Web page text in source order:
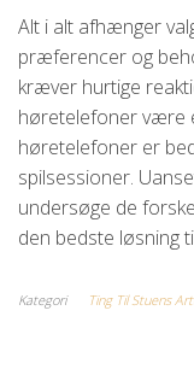
Alt i alt afhænger
præferencer og
kræver hurtige
høretelefoner være
høretelefoner er
spilsessioner.
undersøge de
den bedste løsning
Kategori Ting Til Stuens